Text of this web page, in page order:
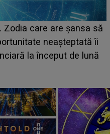
Zodia care are șansa să
neașteptată îi
la început de lună